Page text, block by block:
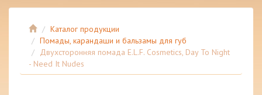
Каталог продукции
Помады, карандаши и бальзамы для губ
Двухсторонняя помада E.L.F. Cosmetics, Day To Night
- Need It Nudes